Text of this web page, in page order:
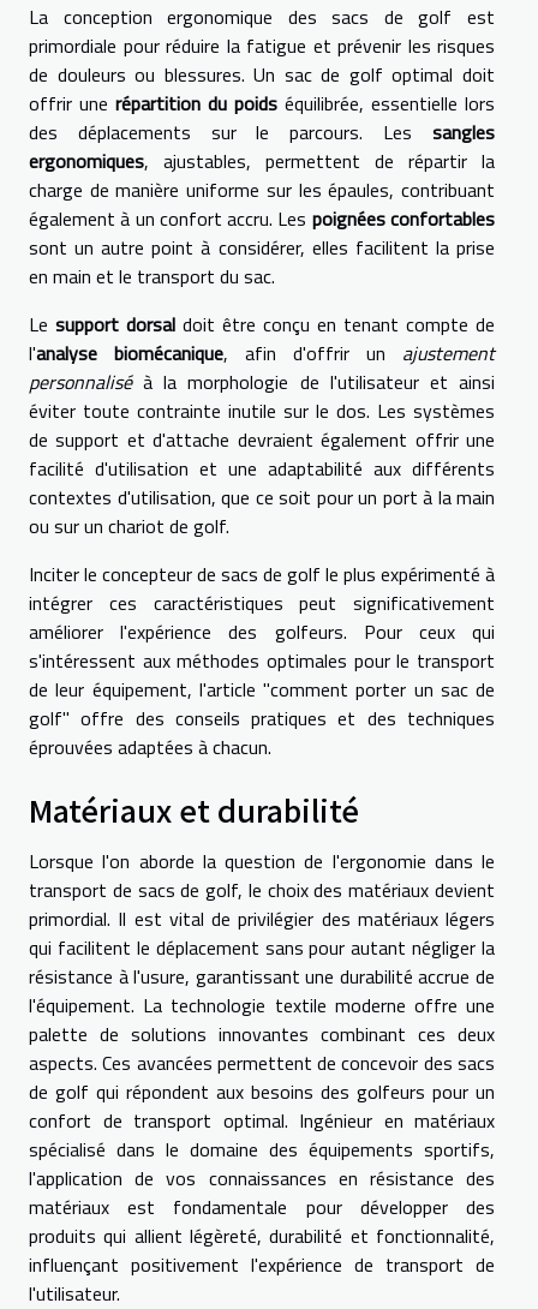
La conception ergonomique des sacs de golf est
primordiale pour réduire la fatigue et prévenir les risques
de douleurs ou blessures. Un sac de golf optimal doit
offrir une répartition du poids équilibrée, essentielle lors
des déplacements sur le parcours. Les sangles
ergonomiques, ajustables, permettent de répartir la
charge de manière uniforme sur les épaules, contribuant
également à un confort accru. Les poignées confortables
sont un autre point à considérer, elles facilitent la prise
en main et le transport du sac.
Le support dorsal doit être conçu en tenant compte de
l'analyse biomécanique, afin d'offrir un ajustement
personnaliséà la morphologie de l'utilisateur et ainsi
éviter toute contrainte inutile sur le dos. Les systèmes
de support et d'attache devraient également offrir une
facilité d'utilisation et une adaptabilité aux différents
contextes d'utilisation, que ce soit pour un port à la main
ou sur un chariot de golf.
Inciter le concepteur de sacs de golf le plus expérimenté à
intégrer ces caractéristiques peut significativement
améliorer l'expérience des golfeurs. Pour ceux qui
s'intéressent aux méthodes optimales pour le transport
de leur équipement, l'article "comment porter un sac de
golf" offre des conseils pratiques et des techniques
éprouvées adaptées à chacun.
Matériaux et durabilité
Lorsque l'on aborde la question de l'ergonomie dans le
transport de sacs de golf, le choix des matériaux devient
primordial. Il est vital de privilégier des matériaux légers
qui facilitent le déplacement sans pour autant négliger la
résistance à l'usure, garantissant une durabilité accrue de
l'équipement. La technologie textile moderne offre une
palette de solutions innovantes combinant ces deux
aspects. Ces avancées permettent de concevoir des sacs
de golf qui répondent aux besoins des golfeurs pour un
confort de transport optimal. Ingénieur en matériaux
spécialisé dans le domaine des équipements sportifs,
l'application de vos connaissances en résistance des
matériaux est fondamentale pour développer des
produits qui allient légèreté, durabilité et fonctionnalité,
influençant positivement l'expérience de transport de
l'utilisateur.